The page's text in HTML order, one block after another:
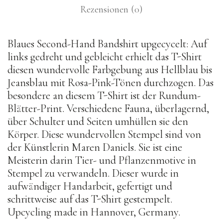
M
Rezensionen (0)
Blaues Second-Hand Bandshirt upgecycelt: Auf
links gedreht und gebleicht erhielt das T-Shirt
diesen wundervolle Farbgebung aus Hellblau bis
Jeansblau mit Rosa-Pink-Tönen durchzogen. Das
besondere an diesem T-Shirt ist der Rundum-
Blätter-Print. Verschiedene Fauna, überlagernd,
über Schulter und Seiten umhüllen sie den
Körper. Diese wundervollen Stempel sind von
der Künstlerin Maren Daniels. Sie ist eine
Meisterin darin Tier- und Pflanzenmotive in
Stempel zu verwandeln. Dieser wurde in
aufwändiger Handarbeit, gefertigt und
schrittweise auf das T-Shirt gestempelt.
Upcycling made in Hannover, Germany.